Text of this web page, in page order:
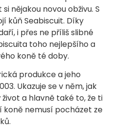
nějakou novou obživu. S
kůň Seabiscuit. Díky
i přes ne příliš slibné
toho nejlepšího a
koně té doby.
produkce a jeho
Ukazuje se v něm, jak
a hlavně také to, že ti
koně nemusí pocházet ze